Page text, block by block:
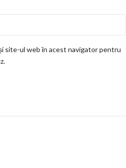
site-ul web în acest navigator pentru